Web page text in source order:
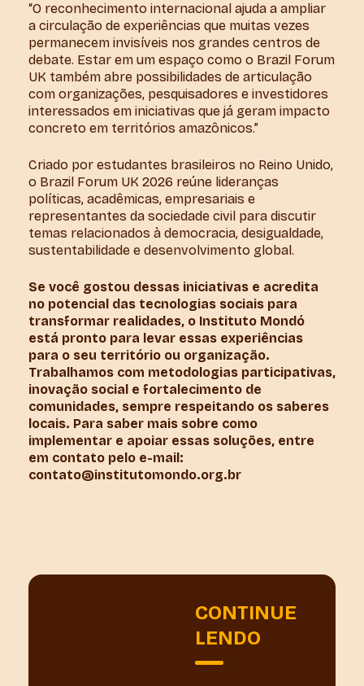
“O reconhecimento internacional ajuda a ampliar
a circulação de experiências que muitas vezes
permanecem invisíveis nos grandes centros de
debate. Estar em um espaço como o Brazil Forum
UK também abre possibilidades de articulação
com organizações, pesquisadores e investidores
interessados em iniciativas que já geram impacto
concreto em territórios amazônicos.”
Criado por estudantes brasileiros no Reino Unido,
o Brazil Forum UK 2026 reúne lideranças
políticas, acadêmicas, empresariais e
representantes da sociedade civil para discutir
temas relacionados à democracia, desigualdade,
sustentabilidade e desenvolvimento global.
Se você gostou dessas iniciativas e acredita
no potencial das tecnologias sociais para
transformar realidades, o Instituto Mondó
está pronto para levar essas experiências
para o seu território ou organização.
Trabalhamos com metodologias participativas,
inovação social e fortalecimento de
comunidades, sempre respeitando os saberes
locais. Para saber mais sobre como
implementar e apoiar essas soluções, entre
em contato pelo e-mail:
contato@institutomondo.org.br
CONTINUE
LENDO